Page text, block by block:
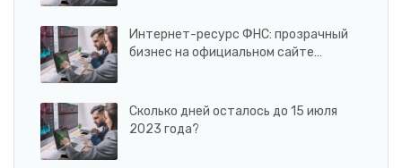
Интернет-ресурс ФНС: прозрачный
бизнес на официальном сайте…
Сколько дней осталось до 15 июля
2023 года?